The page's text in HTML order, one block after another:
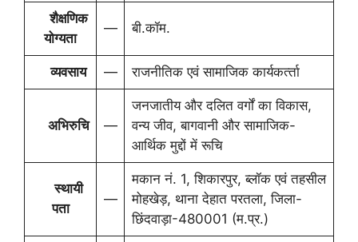
शैक्षणिक
योग्यता
— बी.कॉम.
व्‍यवसाय — राजनीतिक एवं सामाजिक कार्यकर्त्‍ता
अभिरुचि —
जनजातीय और दलित वर्गों का विकास,
वन्‍य जीव, बागवानी और सामाजिक-
आर्थिक मुद्दों में रूचि
स्थायी
पता
—
मकान नं. 1, शिकारपुर, ब्लॉक एवं तहसील
मोहखेड़, थाना देहात परतला, जिला-
छिंदवाड़ा-480001 (म.प्र.)